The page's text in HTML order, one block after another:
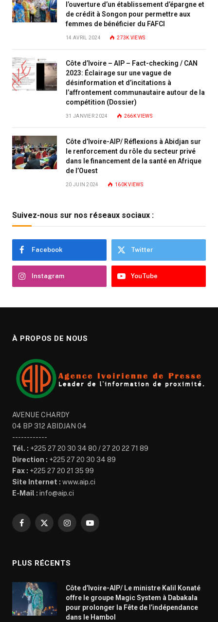
l’ouverture d’un établissement d’épargne et
de crédit à Songon pour permettre aux
femmes de bénéficier du FAFCI
14 AVRIL 2024 273K VIEWS
Côte d’Ivoire – AIP – Fact-checking / CAN
2023: Éclairage sur une vague de
désinformation et d’incitations à
l’affrontement communautaire autour de la
compétition (Dossier)
31 JANVIER 2024 266KVIEWS
Côte d’Ivoire-AIP/ Réflexions à Abidjan sur
le renforcement du rôle du secteur privé
dans le financement de la santé en Afrique
de l’Ouest
20 JUIN 2024 160KVIEWS
Suivez-nous sur nos réseaux sociaux :
Facebook Twitter
Instagram YouTube
À PROPOS DE NOUS
AVENUE CHARDY
04 BP 312 ABIDJAN 04
------------
Tél. : +225 27 20 30 34 80 / 27 20 22 71 89
Direction : +225 27 20 30 34 89
Fax : +225 27 20 21 35 99
Site Internet : www.aip.ci
E-Mail : info@aip.ci
Facebook
X
InstagramYouTube
PLUS RÉCENTS
Côte d’Ivoire-AIP/ Le ministre Kalil Konaté
offre le groupe Magic System à Dabakala
pour prolonger la Fête de l’indépendance
dans le Hambol